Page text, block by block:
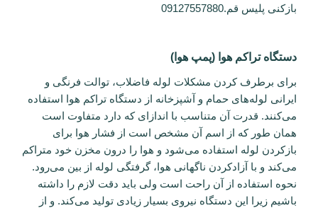
بازکنی پلیس قم.09127557880
دستگاه تراکم هوا (پمپ هوا)
برای برطرف کردن مشکلات لوله فاضلاب، توالت فرنگی و
ایرانی لوله‌های حمام و آشپزخانه از دستگاه تراکم هوا استفاده
می‌کنند. قدرت آن متناسب با اندازای که دارد متفاوت است
همان طور که از اسم آن مشخص است از فشار هوا برای
بازکردن لوله استفاده می‌شود و هوا را درون مخزن خود متراکم
می‌کند و با آزادکردن ناگهانی هوا، گرفتگی لوله از بین می‌رود.
نحوه استفاده از آن راحت است ولی باید دقت لازم را داشته
باشیم زیرا این دستگاه نیروی بسیار زیادی تولید می‌کند. و از